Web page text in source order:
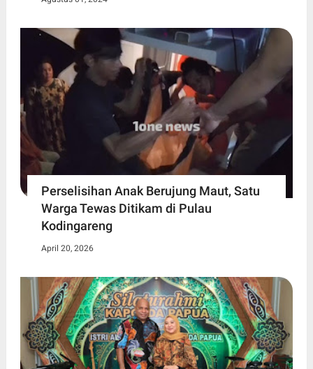
Perselisihan Anak Berujung Maut, Satu
Warga Tewas Ditikam di Pulau
Kodingareng
April 20, 2026